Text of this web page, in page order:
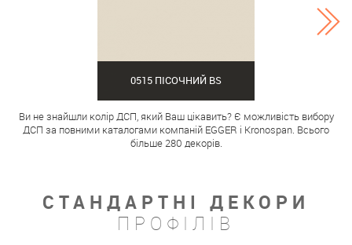
0515 ПІСОЧНИЙ BS
Ви не знайшли колір ДСП, який Ваш цікавить? Є можливість вибору
ДСП за повними каталогами компаній EGGER і Kronospan. Всього
більше 280 декорів.
СТАНДАРТНІ ДЕКОРИ
ПРОФІЛІВ